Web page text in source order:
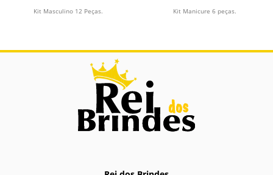
Kit Masculino 12 Peças. Kit Manicure 6 peças.